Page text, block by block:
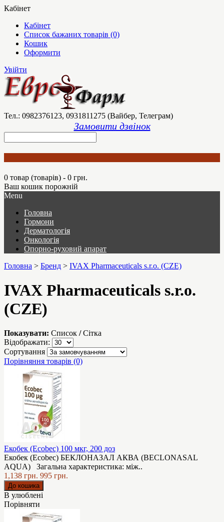
Кабінет
Кабінет
Список бажаних товарів (0)
Кошик
Оформити
Увійти
Тел.: 0982376123, 0931811275 (Вайбер, Телеграм)
Замовити дзвінок
0 товар (товарів) - 0 грн.
Ваш кошик порожній
Menu
Головна
Гормони
Дерматологія
Онкологія
Опорно-руховий апарат
Головна > Бренд > IVAX Pharmaceuticals s.r.o. (CZE)
IVAX Pharmaceuticals s.r.o.
(CZE)
Показувати: Список / Сітка
Відображати:
Сортування
Порівняння товарів (0)
Екобек (Ecobec) 100 мкг, 200 доз
Екобек (Ecobec) БЕКЛОНАЗАЛ АКВА (BECLONASAL
AQUA) Загальна характеристика: між..
1,138 грн. 995 грн.
В улюблені
Порівняти